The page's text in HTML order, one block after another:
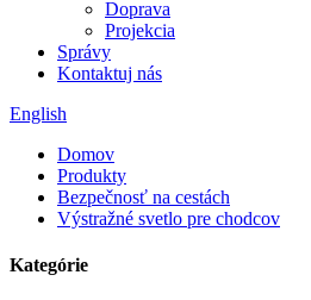
Doprava
Projekcia
Správy
Kontaktuj nás
English
Domov
Produkty
Bezpečnosť na cestách
Výstražné svetlo pre chodcov
Kategórie